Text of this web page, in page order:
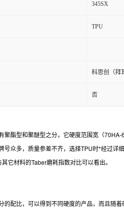
345SX
TPU
科思创（拜
否
聚酯型和聚醚型之分，它硬度范围宽（
号众多，质量参差不齐，选择TPU时*经过详
它材料的Taber磨耗指数对比可以看出。
的配比，可以得到不同硬度的产品，而且随